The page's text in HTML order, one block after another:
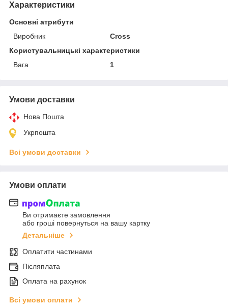
Характеристики
Основні атрибути
Виробник
Cross
Користувальницькі характеристики
Вага
1
Умови доставки
Нова Пошта
Укрпошта
Всі умови доставки
Умови оплати
Ви отримаєте замовлення
або гроші повернуться на вашу картку
Детальніше
Оплатити частинами
Післяплата
Оплата на рахунок
Всі умови оплати